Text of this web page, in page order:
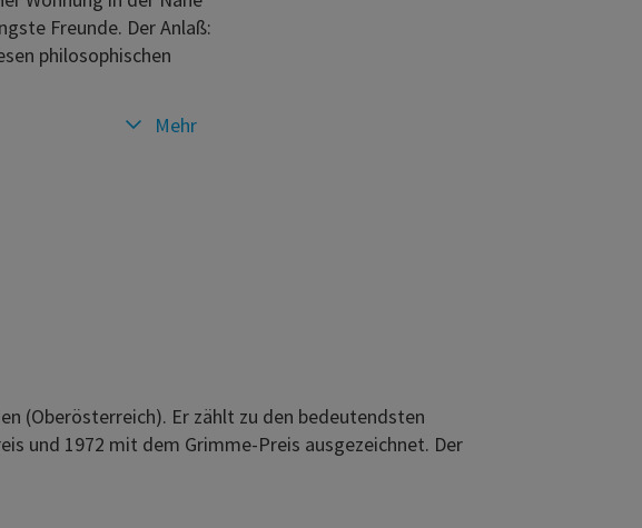
Freunde. Der Anlaß:
philosophischen
Mehr
(Oberösterreich). Er zählt zu den bedeutendsten
und 1972 mit dem Grimme-Preis ausgezeichnet. Der